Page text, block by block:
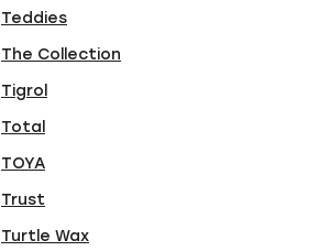
Teddies
The Collection
Tigrol
Total
TOYA
Trust
Turtle Wax